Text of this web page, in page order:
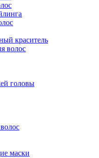
краситель
волос
головы
маски